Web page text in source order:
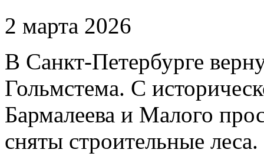
2 марта 2026
В Санкт-Петербурге
Гольмстема. С
Бармалеева и Малого
сняты строительные леса.